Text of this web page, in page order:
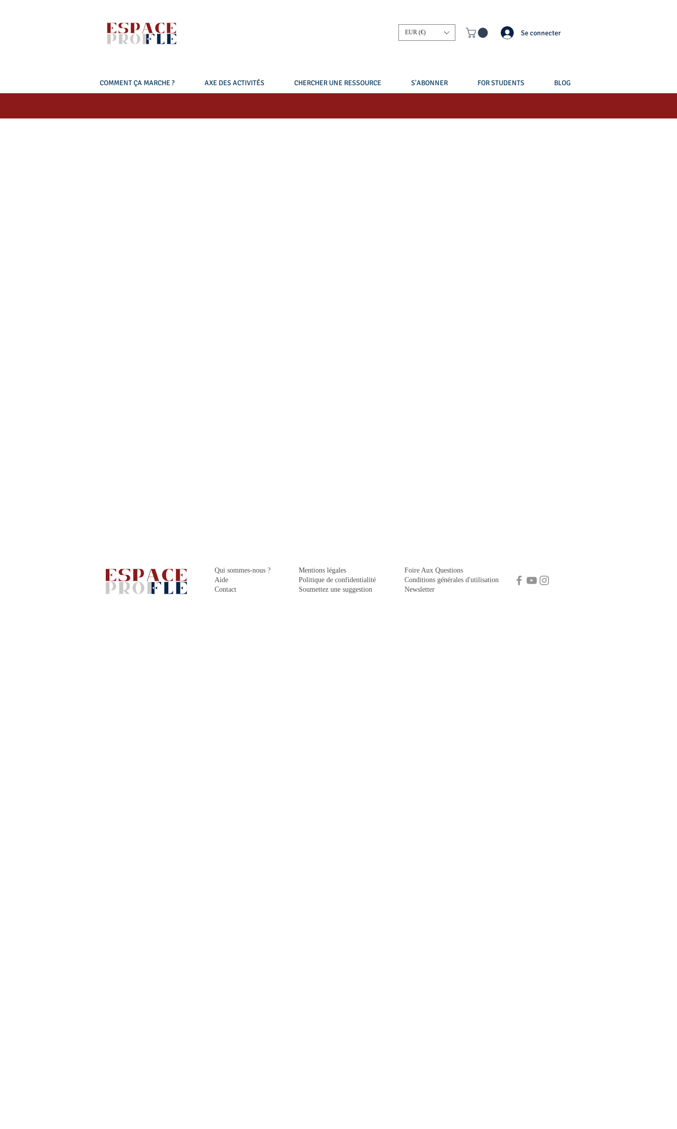
EUR (€) Se connecter
COMMENT ÇA MARCHE ? AXE DES ACTIVITÉS CHERCHER UNE RESSOURCE S'ABONNER FOR STUDENTS BLOG
Qui sommes-nous ?
Aide
Contact
Mentions légales
Politique de confidentialité
Soumettez une suggestion
Foire Aux Questions
Conditions générales d'utilisation
Newsletter